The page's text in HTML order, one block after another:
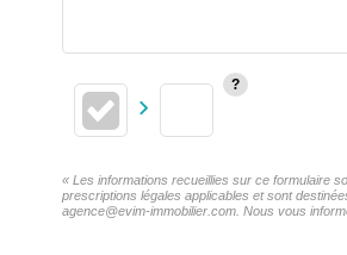
« Les informations recueillies sur ce formulaire
prescriptions légales applicables et sont
agence@evim-immobilier.com. Nous vous